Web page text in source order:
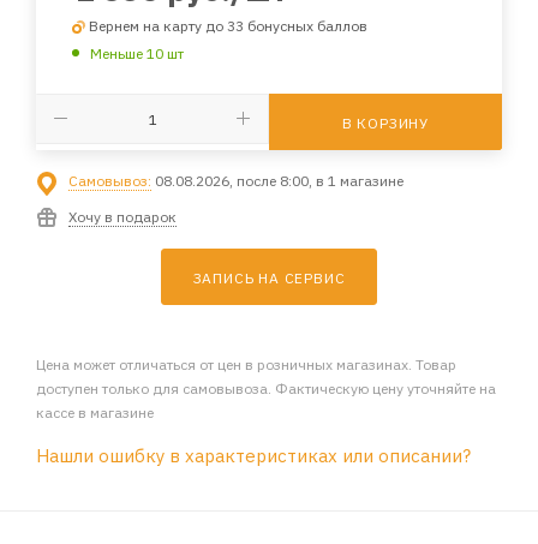
Вернем на карту до 33 бонусных баллов
Меньше 10 шт
В КОРЗИНУ
Самовывоз: 08.08.2026, после 8:00, в 1 магазине
Хочу в подарок
ЗАПИСЬ НА СЕРВИС
Цена может отличаться от цен в розничных магазинах. Товар
доступен только для самовывоза. Фактическую цену уточняйте на
кассе в магазине
Нашли ошибку в характеристиках или описании?